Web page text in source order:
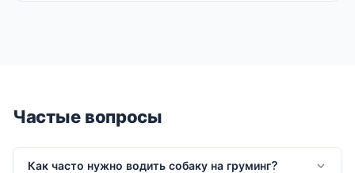
Частые вопросы
Как часто нужно водить собаку на груминг?